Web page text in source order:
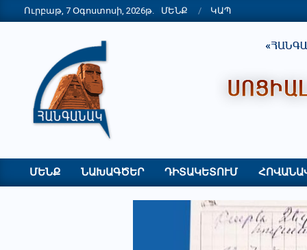
to
Ուրբաթ, 7 Օգոստոսի, 2026թ. ՄԵՆՔ ԿԱՊ
"ՀԱՆԳԱՆԱԿ"
ՀԿ
ՄԵՆՔ ՆԱԽԱԳԾԵՐ ԴԻՏԱԿԵՏՈՒՄ